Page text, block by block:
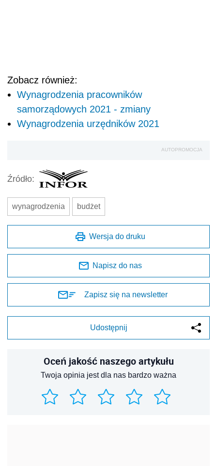
Zobacz również:
Wynagrodzenia pracowników
samorządowych 2021 - zmiany
Wynagrodzenia urzędników 2021
AUTOPROMOCJA
Źródło:
wynagrodzenia budżet
Wersja do druku
Napisz do nas
Zapisz się na newsletter
Udostępnij
Oceń jakość naszego artykułu
Twoja opinia jest dla nas bardzo ważna